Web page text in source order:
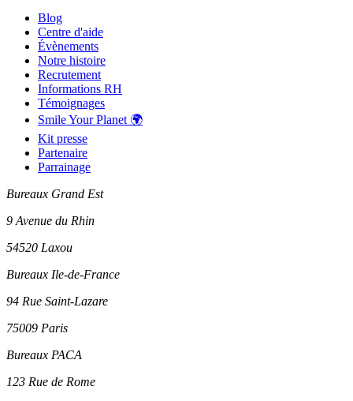
Blog
Centre d'aide
Évènements
Notre histoire
Recrutement
Informations RH
Témoignages
Smile Your Planet 🌍
Kit presse
Partenaire
Parrainage
Bureaux Grand Est
9 Avenue du Rhin
54520 Laxou
Bureaux Ile-de-France
94 Rue Saint-Lazare
75009 Paris
Bureaux PACA
123 Rue de Rome